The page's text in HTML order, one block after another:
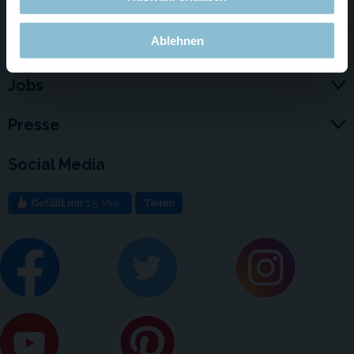
Ablehnen
Service & Kontakt
Jobs
Presse
Social Media